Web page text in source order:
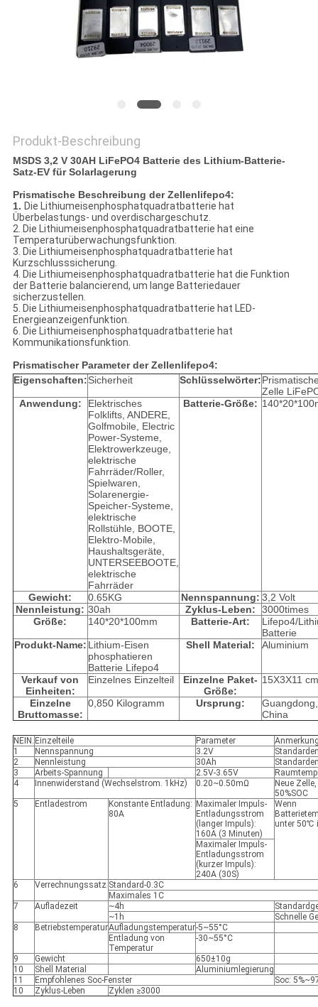
SITEMAP
PRIVACY
Produkt-Beschreibung
MSDS 3,2 V 30AH LiFePO4 Batterie des Lithium-Batterie-
Satz-EV für Solarlagerung
Prismatische Beschreibung der Zellenlifepo4:
1. Die Lithiumeisenphosphatquadratbatterie hat
Überbelastungs- und overdischargeschutz.
2. Die Lithiumeisenphosphatquadratbatterie hat eine
Temperaturüberwachungsfunktion.
3. Die Lithiumeisenphosphatquadratbatterie hat
Kurzschlusssicherung.
4. Die Lithiumeisenphosphatquadratbatterie hat die Funktion
der Batterie balancierend, um lange Batteriedauer
sicherzustellen.
5. Die Lithiumeisenphosphatquadratbatterie hat LED-
Energieanzeigenfunktion.
6. Die Lithiumeisenphosphatquadratbatterie hat
Kommunikationsfunktion.
Prismatischer Parameter der Zellenlifepo4:
Eigenschaften:Sicherheit Schlüsselwörter:
Zelle
Anwendung:
Elektrisches
Folklifts, ANDERE,
Golfmobile, Electric
Power-Systeme,
Elektrowerkzeuge,
elektrische
Fahrräder/Roller,
Spielwaren,
Solarenergie-
Speicher-Systeme,
elektrische
Rollstühle, BOOTE,
Elektro-Mobile,
Haushaltsgeräte,
UNTERSEEBOOTE,
elektrische
Fahrräder
Batterie-Größe:
Gewicht: 0.65KG Nennspannung: 3,2 Volt
Nennleistung: 30ah Zyklus-Leben:
3000times
Größe:
140*20*100mm Batterie-Art:
Lifepo4/
Batterie
Produkt-Name: Lithium-Eisen
phosphatieren
Batterie Lifepo4
Shell Material: Aluminium
Verkauf von
Einheiten:
Einzelnes Einzelteil
Einzelne Paket-
Größe:
15X3X11 cm
Einzelne
Bruttomasse:
0,850 Kilogramm Ursprung:
Guangdong,
China
NEIN. Einzelteile Parameter
1
Nennspannung 3.2V
2
Nennleistung 30Ah
3
Arbeits-Spannung 2.5V-3.65V
4
Innenwiderstand (Wechselstrom. 1kHz) 0.20~0.50mΩ
Neue Zelle,
50%SOC
5
Entladestrom
Konstante Entladung:
80A
Maximaler Impuls-
Entladungsstrom
(langer Impuls):
160A (3 Minuten)
Wenn
unter 50℃
Maximaler Impuls-
Entladungsstrom
(kurzer Impuls):
240A (30S)
6
Verrechnungssatz Standard-0.3C
Maximales 1C
7
Aufladezeit ~4h
~1h
Schnelle
8
BetriebstemperaturAufladungstemperatur-5~55°C
Entladung von
Temperatur
-30~55°C
9 Gewicht
650±10g
10
Shell Material
Aluminiumlegierung
11
Empfohlenes Soc-Fenster
Soc:
10
Zyklus-Leben Zyklen ≥3000